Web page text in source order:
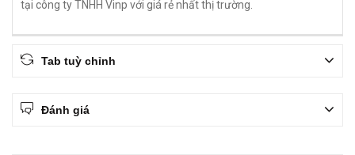
tại công ty TNHH Vinp với giá rẻ nhất thị trường.
Tab tuỳ chỉnh
Đánh giá